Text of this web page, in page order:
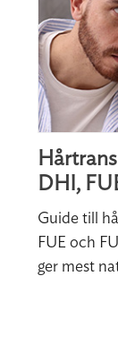
DHI,
Guide till
FUE och
ger mest